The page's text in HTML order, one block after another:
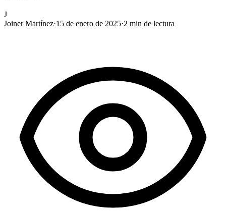
J
Joiner Martínez·15 de enero de 2025·2 min de lectura